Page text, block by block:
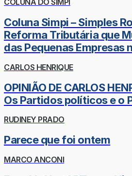
COLUNA DO SIMPI
Coluna Simpi – Simples
Reforma Tributária que
das Pequenas Empresas
CARLOS HENRIQUE
OPINIÃO DE CARLOS
Os Partidos políticos e o
RUDINEY PRADO
Parece que foi ontem
MARCO ANCONI